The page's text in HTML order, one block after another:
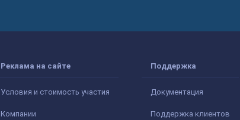
Реклама на сайте
Условия и стоимость участия
Компании
Поддержка
Документация
Поддержка клиентов